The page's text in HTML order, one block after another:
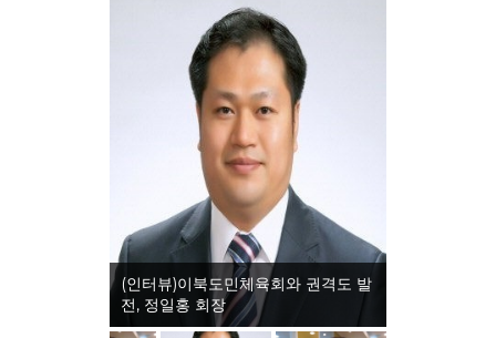
(인터뷰)이북도민체육회와 권격도 발
전, 정일홍 회장